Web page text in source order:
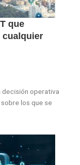
que
cualquier
decisión operativa
los que se